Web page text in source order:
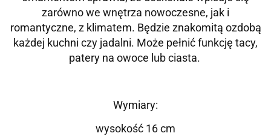
zarówno we wnętrza nowoczesne, jak i
romantyczne, z klimatem. Będzie znakomitą ozdobą
każdej kuchni czy jadalni. Może pełnić funkcję tacy,
patery na owoce lub ciasta.
Wymiary:
wysokość 16 cm